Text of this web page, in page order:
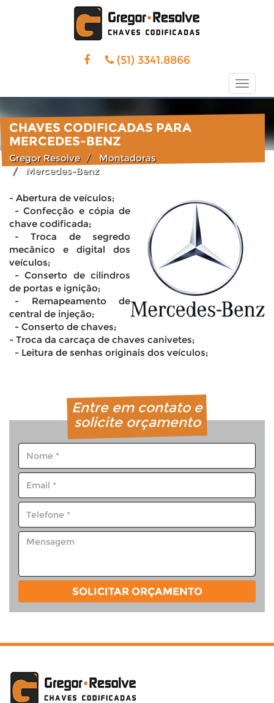
(51) 3341.8866
Toggle
CHAVES CODIFICADAS PARA
MERCEDES-BENZ
Gregor Resolve
Montadoras
Mercedes-Benz
- Abertura de veículos;
- Confecção e cópia de
chave codificada;
- Troca de segredo
mecânico e digital dos
veículos;
- Conserto de cilindros
de portas e ignição;
- Remapeamento de
central de injeção;
- Conserto de chaves;
- Troca da carcaça de chaves canivetes;
- Leitura de senhas originais dos veículos;
Entre em contato e
solicite orçamento
SOLICITAR ORÇAMENTO